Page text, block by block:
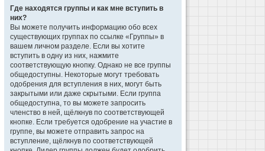
Где находятся группы и как мне вступить в
них?
Вы можете получить информацию обо всех
существующих группах по ссылке «Группы» в
вашем личном разделе. Если вы хотите
вступить в одну из них, нажмите
соответствующую кнопку. Однако не все группы
общедоступны. Некоторые могут требовать
одобрения для вступления в них, могут быть
закрытыми или даже скрытыми. Если группа
общедоступна, то вы можете запросить
членство в ней, щёлкнув по соответствующей
кнопке. Если требуется одобрение на участие в
группе, вы можете отправить запрос на
вступление, щёлкнув по соответствующей